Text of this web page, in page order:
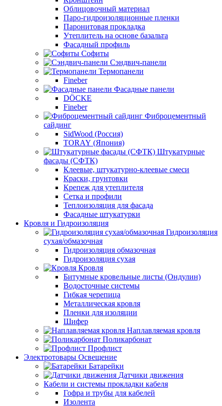
Облицовочный материал
Паро-гидроизоляционные пленки
Паронитовая прокладка
Утеплитель на основе базальта
Фасадный профиль
Софиты
Сэндвич-панели
Термопанели
Fineber
Фасадные панели
DÖCKE
Fineber
Фиброцементный
сайдинг
SidWood (Россия)
TORAY (Япония)
Штукатурные
фасады (СФТК)
Клеевые, штукатурно-клеевые смеси
Краски, грунтовки
Крепеж для утеплителя
Сетка и профили
Теплоизоляция для фасада
Фасадные штукатурки
Кровля и Гидроизоляция
Гидроизоляция
сухая/обмазочная
Гидроизоляция обмазочная
Гидроизоляция сухая
Кровля
Битумные кровельные листы (Ондулин)
Водосточные системы
Гибкая черепица
Металлическая кровля
Пленки для изоляции
Шифер
Наплавляемая кровля
Поликарбонат
Профлист
Электротовары Освещение
Батарейки
Датчики движения
Кабели и системы прокладки кабеля
Гофра и трубы для кабелей
Изолента